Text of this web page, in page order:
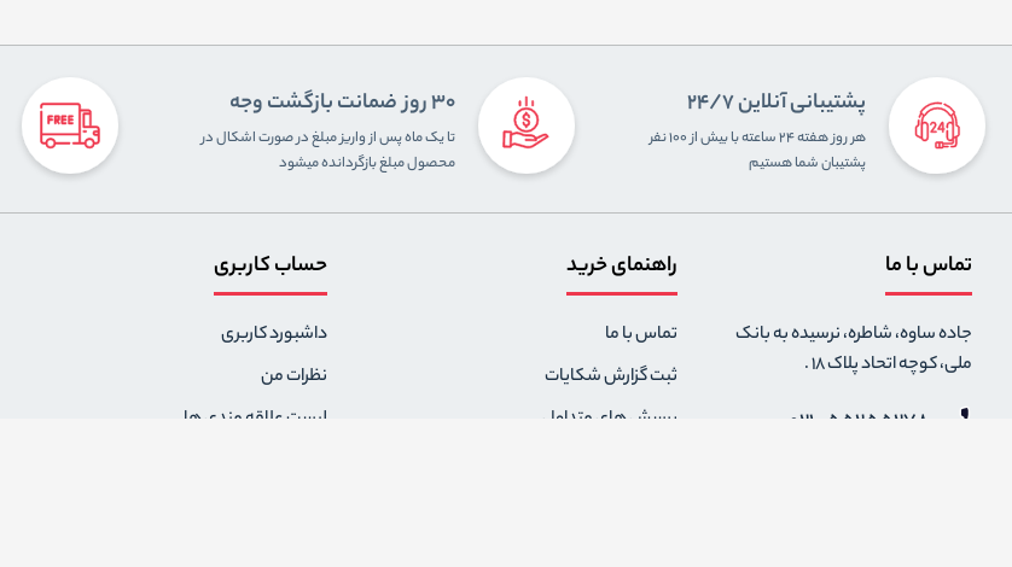
پشتیبانی آنلاین 24/7
هر روز هفته ۲۴ ساعته با بیش از ۱۰۰ نفر
پشتیبان شما هستیم
30 روز ضمانت بازگشت وجه
تا یک ماه پس از واریز مبلغ در صورت اشکال در
محصول مبلغ بازگردانده میشود
تماس با ما
جاده ساوه، شاطره، نرسیده به بانک
ملی، کوچه اتحاد پلاک 18 .
021-55255278
راهنمای خرید
تماس با ما
ثبت گزارش شکایات
پرسش های متداول
حساب کاربری
داشبورد کاربری
نظرات من
لیست علاقه مندی ها